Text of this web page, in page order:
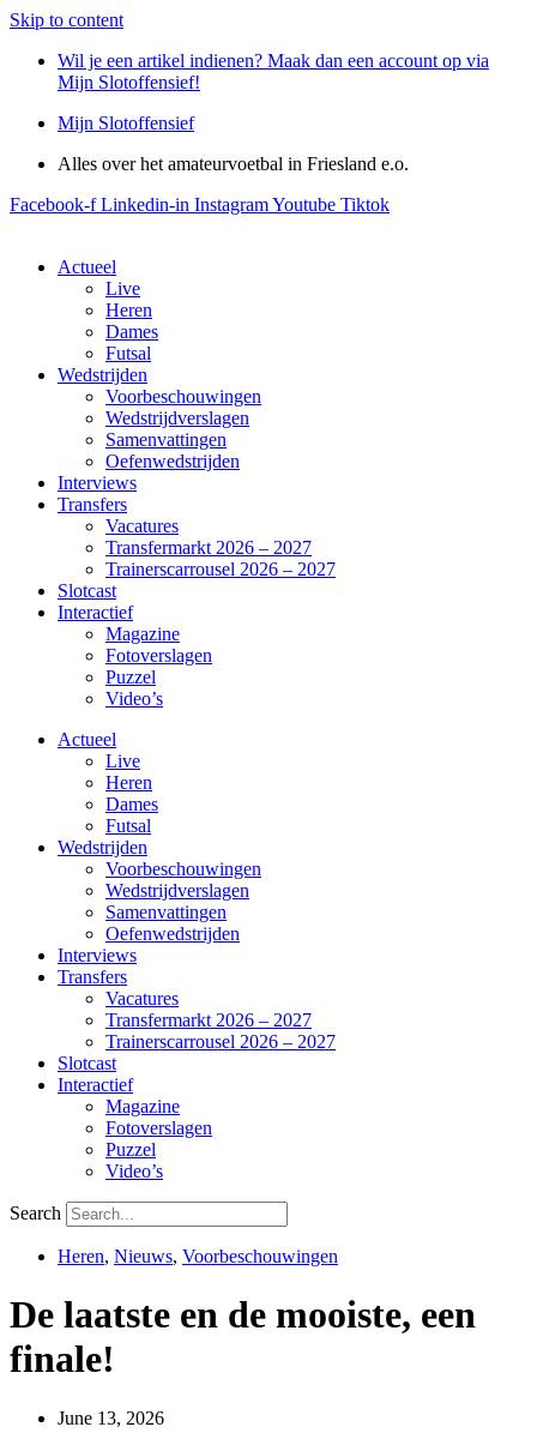
Skip to content
Wil je een artikel indienen? Maak dan een account op via
Mijn Slotoffensief!
Mijn Slotoffensief
Alles over het amateurvoetbal in Friesland e.o.
Facebook-f Linkedin-in InstagramYoutube Tiktok
Actueel
Live
Heren
Dames
Futsal
Wedstrijden
Voorbeschouwingen
Wedstrijdverslagen
Samenvattingen
Oefenwedstrijden
Interviews
Transfers
Vacatures
Transfermarkt 2026 – 2027
Trainerscarrousel 2026 – 2027
Slotcast
Interactief
Magazine
Fotoverslagen
Puzzel
Video’s
Actueel
Live
Heren
Dames
Futsal
Wedstrijden
Voorbeschouwingen
Wedstrijdverslagen
Samenvattingen
Oefenwedstrijden
Interviews
Transfers
Vacatures
Transfermarkt 2026 – 2027
Trainerscarrousel 2026 – 2027
Slotcast
Interactief
Magazine
Fotoverslagen
Puzzel
Video’s
Search
Heren, Nieuws, Voorbeschouwingen
De laatste en de mooiste, een
finale!
June 13, 2026